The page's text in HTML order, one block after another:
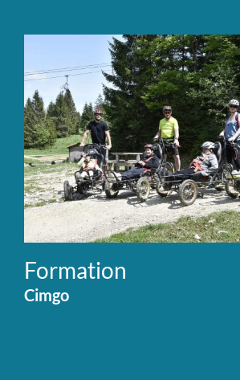
Formation
Cimgo